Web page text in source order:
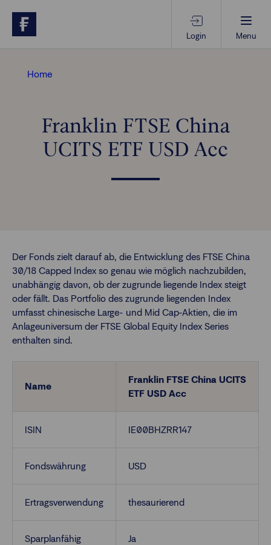
Login Menu
Beratungs-Tools
Anlagestrategien
Finanzberatende
Anlegende
Newsletter
Kontakt
Home
Franklin FTSE China
UCITS ETF USD Acc
Der Fonds zielt darauf ab, die Entwicklung des FTSE China
30/18 Capped Index so genau wie möglich nachzubilden,
unabhängig davon, ob der zugrunde liegende Index steigt
oder fällt. Das Portfolio des zugrunde liegenden Index
umfasst chinesische Large- und Mid Cap-Aktien, die im
Anlageuniversum der FTSE Global Equity Index Series
enthalten sind.
Name
Franklin FTSE China UCITS
ETF USD Acc
ISIN IE00BHZRR147
Fondswährung USD
Ertragsverwendung thesaurierend
Sparplanfähig Ja